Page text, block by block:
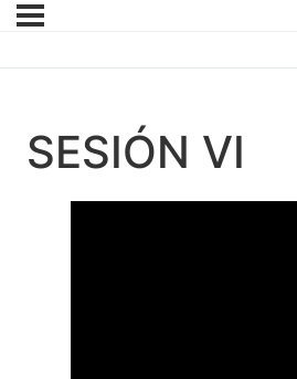
SESIÓN VI